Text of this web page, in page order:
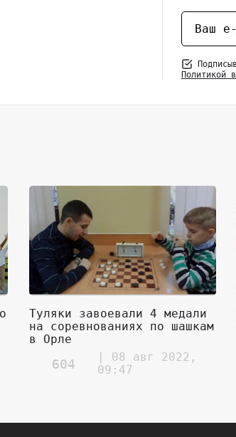
Политикой
Туляки завоевали 4 медали
на соревнованиях по шашкам
в Орле
604
| 08 авг 2022,
09:47